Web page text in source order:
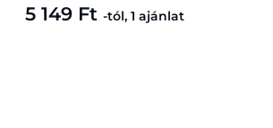
5 149 Ft -tól, 1 ajánlat